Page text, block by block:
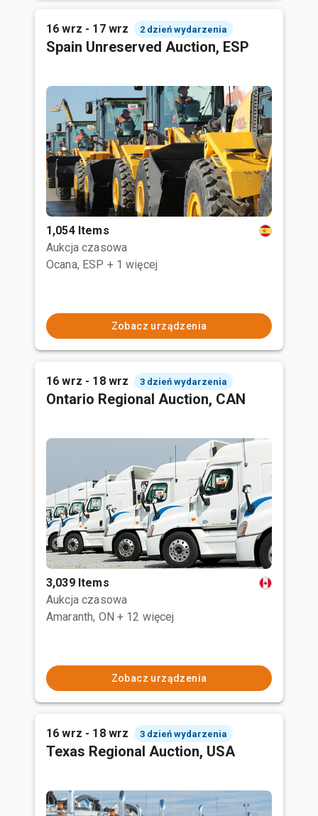
16 wrz - 17 wrz 2 dzień wydarzenia
Spain Unreserved Auction, ESP
1,054 Items
Aukcja czasowa
Ocana, ESP + 1 więcej
Zobacz urządzenia
16 wrz - 18 wrz 3 dzień wydarzenia
Ontario Regional Auction, CAN
3,039 Items
Aukcja czasowa
Amaranth, ON + 12 więcej
Zobacz urządzenia
16 wrz - 18 wrz 3 dzień wydarzenia
Texas Regional Auction, USA